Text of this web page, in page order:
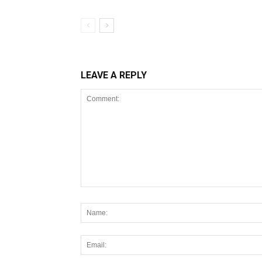
LEAVE A REPLY